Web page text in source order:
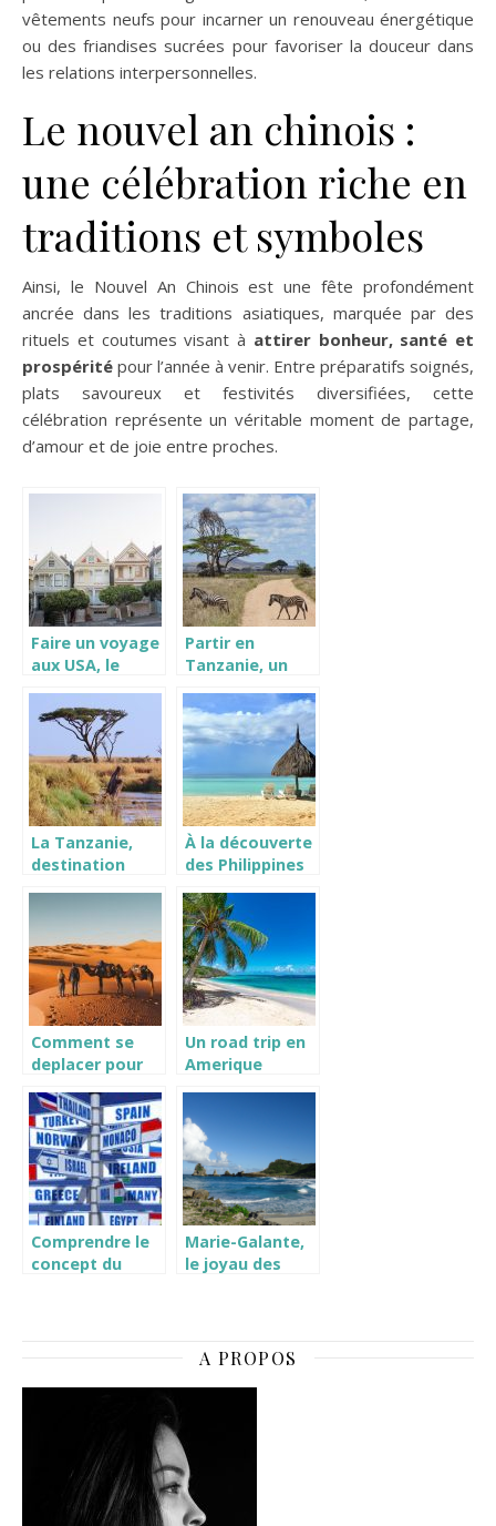
vêtements neufs pour incarner un renouveau énergétique
ou des friandises sucrées pour favoriser la douceur dans
les relations interpersonnelles.
Le nouvel an chinois :
une célébration riche en
traditions et symboles
Ainsi, le Nouvel An Chinois est une fête profondément
ancrée dans les traditions asiatiques, marquée par des
rituels et coutumes visant à attirer bonheur, santé et
prospérité pour l’année à venir. Entre préparatifs soignés,
plats savoureux et festivités diversifiées, cette
célébration représente un véritable moment de partage,
d’amour et de joie entre proches.
Faire un voyage
aux USA, le
Partir en
Tanzanie, un
de découvertes.
La Tanzanie,
destination
À la découverte
des Philippines
Comment se
deplacer pour
Marrakech ?
Un road trip en
Amerique
qu’il faut savoir
!
Comprendre le
concept du
Marie-Galante,
le joyau des
naturelle
A PROPOS